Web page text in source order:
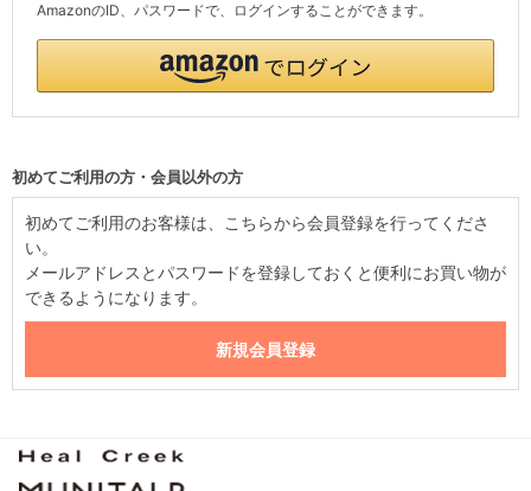
AmazonのID、パスワードで、ログインすることができます。
初めてご利用の方・会員以外の方
初めてご利用のお客様は、こちらから会員登録を行ってくださ
い。
メールアドレスとパスワードを登録しておくと便利にお買い物が
できるようになります。